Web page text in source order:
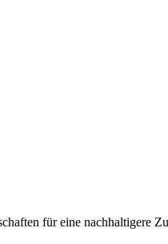
für eine nachhaltigere